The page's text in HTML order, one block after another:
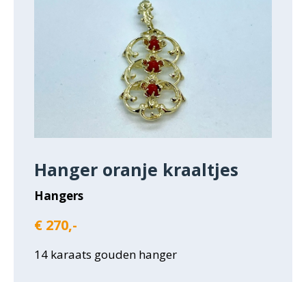
Hanger oranje kraaltjes
Hangers
€ 270,-
14 karaats gouden hanger